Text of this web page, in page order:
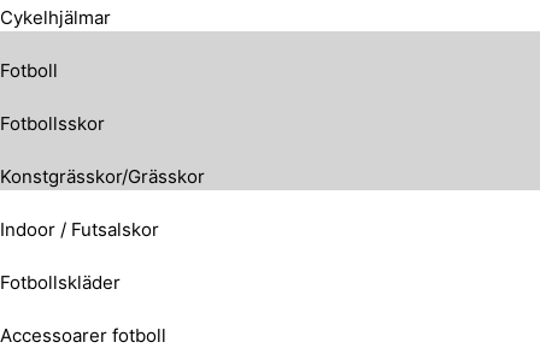
Cykelhjälmar
Fotboll
Fotbollsskor
Konstgrässkor/Grässkor
Indoor / Futsalskor
Fotbollskläder
Accessoarer fotboll